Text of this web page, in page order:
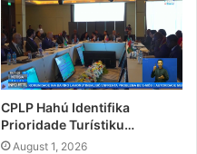
CPLP Hahú Identifika
Prioridade Turístiku…
August 1, 2026